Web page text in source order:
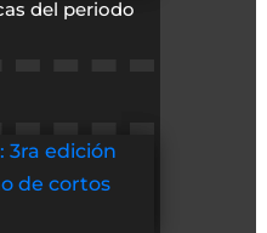
del periodo